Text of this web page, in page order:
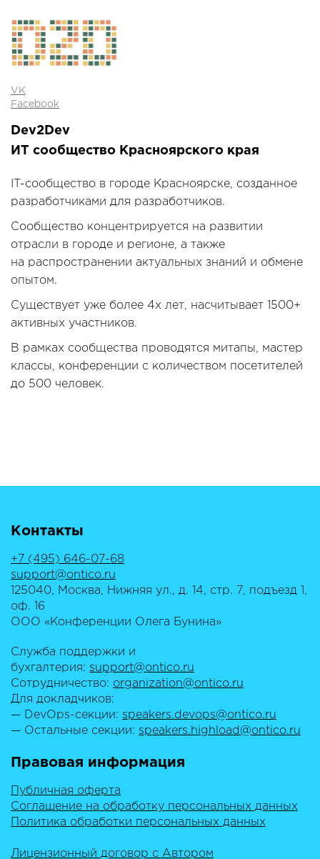
VK
Facebook
Dev2Dev
ИТ сообщество Красноярского края
IT-сообщество в городе Красноярске, созданное
разработчиками для разработчиков.
Сообщество концентрируется на развитии
отрасли в городе и регионе, а также
на распространении актуальных знаний и обмене
опытом.
Существует уже более 4х лет, насчитывает 1500+
активных участников.
В рамках сообщества проводятся митапы, мастер
классы, конференции с количеством посетителей
до 500 человек.
Контакты
+7 (495) 646-07-68
support@ontico.ru
125040, Москва, Нижняя ул., д. 14, стр. 7, подъезд 1,
оф. 16
ООО «Конференции Олега Бунина»
Служба поддержки и
бухгалтерия: support@ontico.ru
Сотрудничество: organization@ontico.ru
Для докладчиков:
— DevOps-секции: speakers.devops@ontico.ru
— Остальные секции: speakers.highload@ontico.ru
Правовая информация
Публичная оферта
Соглашение на обработку персональных данных
Политика обработки персональных данных
Лицензионный договор с Автором